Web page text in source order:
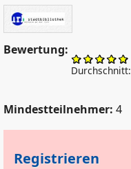
Bewertung:
Durchschnitt:
Mindestteilnehmer: 4
Registrieren